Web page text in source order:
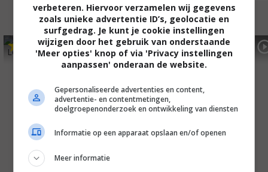
0
Love Beats Rhymes (2017) 6,4
Unleashed (2016)
verbeteren. Hiervoor verzamelen wij gegevens
zoals unieke advertentie ID’s, geolocatie en
surfgedrag. Je kunt je cookie instellingen
wijzigen door het gebruik van onderstaande
'Meer opties' knop of via 'Privacy instellingen
aanpassen' onderaan de website.
Gepersonaliseerde advertenties en content,
advertentie- en contentmetingen,
doelgroepenonderzoek en ontwikkeling van diensten
Informatie op een apparaat opslaan en/of openen
Meer informatie